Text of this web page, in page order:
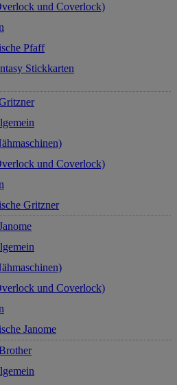
und Coverlock)
Pfaff
Stickkarten
und Coverlock)
Gritzner
und Coverlock)
Janome